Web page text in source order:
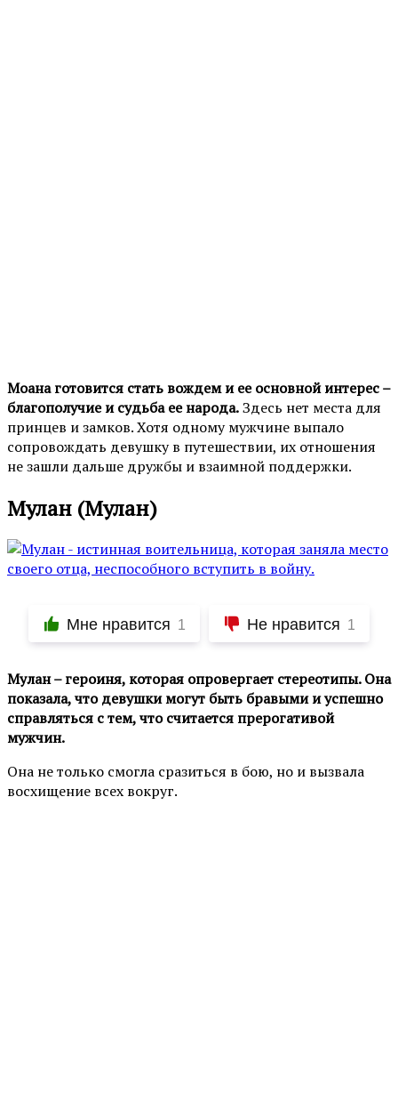
Моана готовится стать вождем и ее основной интерес –
благополучие и судьба ее народа.Здесь нет места для
принцев и замков. Хотя одному мужчине выпало
сопровождать девушку в путешествии, их отношения
не зашли дальше дружбы и взаимной поддержки.
Мулан (Мулан)
Мне нравится 1 Не нравится 1
Мулан – героиня, которая опровергает стереотипы. Она
показала, что девушки могут быть бравыми и успешно
справляться с тем, что считается прерогативой
мужчин.
Она не только смогла сразиться в бою, но и вызвала
восхищение всех вокруг.